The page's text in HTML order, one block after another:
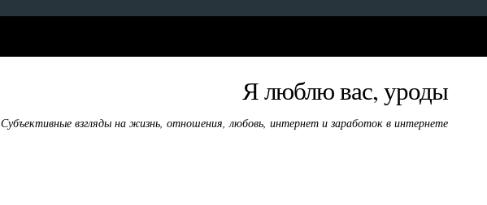
Я люблю вас, уроды
Субъективные взгляды на жизнь, отношения, любовь, интернет и заработок в интернете